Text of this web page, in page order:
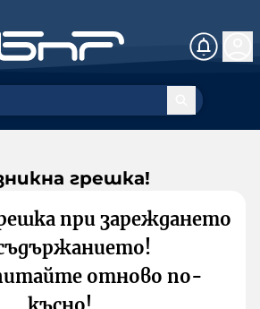
грешка!
при зареждането
отново по-